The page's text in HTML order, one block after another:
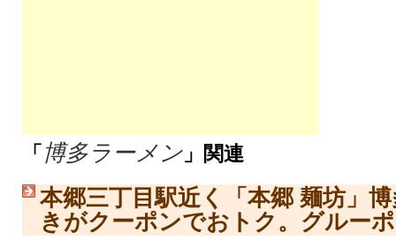
「 博多ラーメン 」関連
本郷三丁目駅近く「本郷 麺坊」
きがクーポンでおトク。グルー